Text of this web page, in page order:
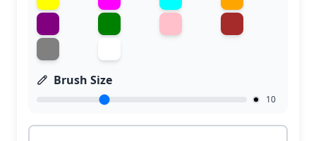
Brush Size
10